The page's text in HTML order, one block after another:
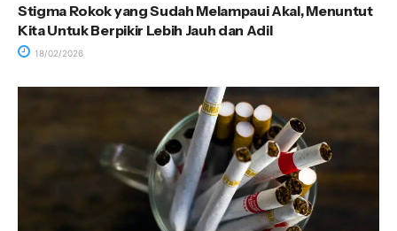
Stigma Rokok yang Sudah Melampaui Akal, Menuntut
Kita Untuk Berpikir Lebih Jauh dan Adil
18/02/2026